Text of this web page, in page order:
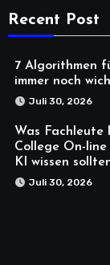
Recent Post
7 Algorithmen
immer noch
Juli 30, 2026
Was
College On-line
KI wissen
Juli 30, 2026